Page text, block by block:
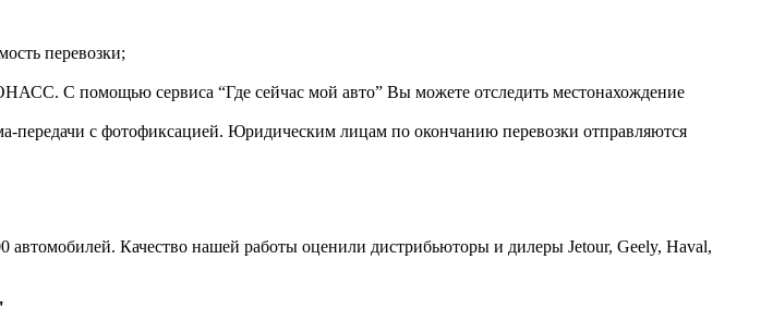
перевозки;
С помощью сервиса “Где сейчас мой авто” Вы можете отследить местонахождение
передачи с фотофиксацией. Юридическим лицам по окончанию перевозки отправляются
автомобилей. Качество нашей работы оценили дистрибьюторы и дилеры Jetour, Geely, Haval,